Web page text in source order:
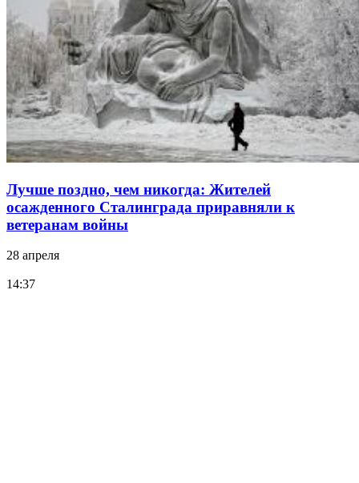
Лучше поздно, чем никогда: Жителей
осажденного Сталинграда приравняли к
ветеранам войны
28 апреля
14:37